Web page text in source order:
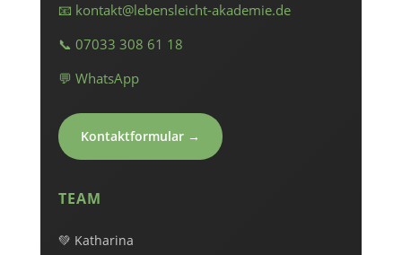
📧 kontakt@lebensleicht-akademie.de
📞 07033 308 61 18
💬 WhatsApp
Kontaktformular →
TEAM
💚 Katharina